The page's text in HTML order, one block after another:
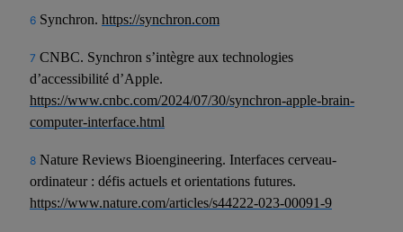
6 Synchron. https://synchron.com
7 CNBC. Synchron s’intègre aux technologies
d’accessibilité d’Apple.
https://www.cnbc.com/2024/07/30/synchron-apple-brain-
computer-interface.html
8 Nature Reviews Bioengineering. Interfaces cerveau-
ordinateur : défis actuels et orientations futures.
https://www.nature.com/articles/s44222-023-00091-9